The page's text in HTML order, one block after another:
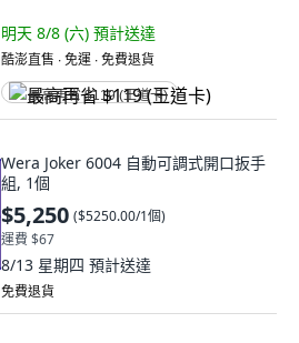
明天 8/8 (六) 預計送達
酷澎直售 ∙ 免運 ∙ 免費退貨
最高再省 $119 (王道卡)
Wera Joker 6004 自動可調式開口扳手
組, 1個
$5,250 ($5250.00/1個)
運費 $67
8/13 星期四 預計送達
免費退貨